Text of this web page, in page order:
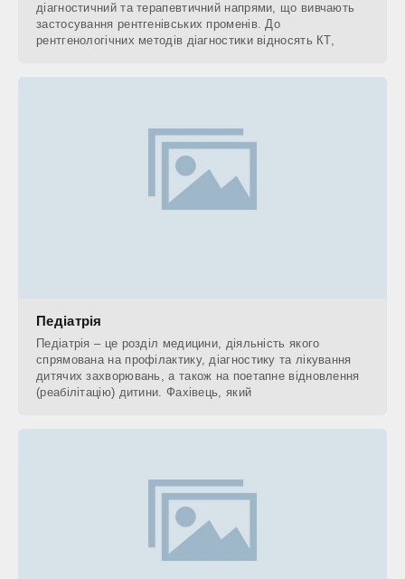
діагностичний та терапевтичний напрями, що вивчають
застосування рентгенівських променів. До
рентгенологічних методів діагностики відносять КТ,
Педіатрія
Педіатрія – це розділ медицини, діяльність якого
спрямована на профілактику, діагностику та лікування
дитячих захворювань, а також на поетапне відновлення
(реабілітацію) дитини. Фахівець, який